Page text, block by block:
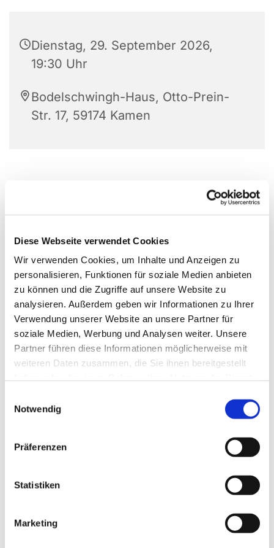
Diese Webseite verwendet Cookies
Wir verwenden Cookies, um Inhalte und Anzeigen zu
personalisieren, Funktionen für soziale Medien anbieten
zu können und die Zugriffe auf unsere Website zu
analysieren. Außerdem geben wir Informationen zu Ihrer
Verwendung unserer Website an unsere Partner für
soziale Medien, Werbung und Analysen weiter. Unsere
Partner führen diese Informationen möglicherweise mit
weiteren Daten zusammen, die Sie ihnen bereitgestellt
Notwendig
Präferenzen
Statistiken
Marketing
Dienstag, 29. September 2026,
19:30 Uhr
Bodelschwingh-Haus, Otto-Prein-
Str. 17, 59174 Kamen